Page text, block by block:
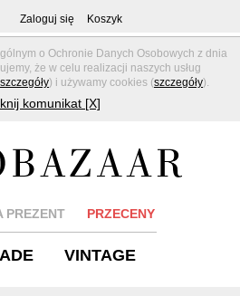
o Ochronie Danych Osobowych z dnia
że w celu realizacji naszych usług
szczegóły) i używamy cookies (szczegóły).
komunikat [X]
Zaloguj się Koszyk
PREZENT PRZECENY
VINTAGE